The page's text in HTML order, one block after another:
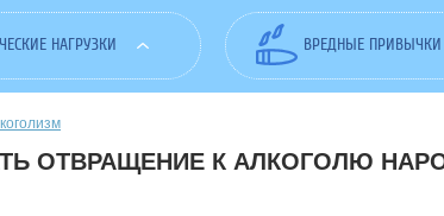
НАГРУЗКИ ВРЕДНЫЕ ПРИВЫЧКИ
ОТВРАЩЕНИЕ К АЛКОГОЛЮ